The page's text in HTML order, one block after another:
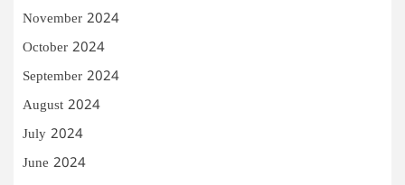
November 2024
October 2024
September 2024
August 2024
July 2024
June 2024